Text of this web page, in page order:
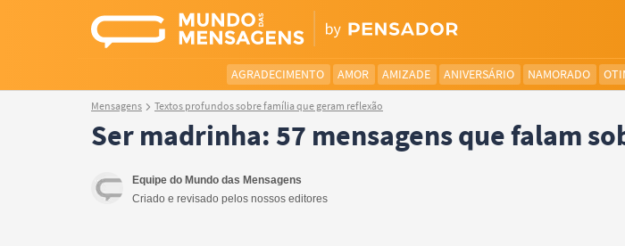
AGRADECIMENTO AMOR AMIZADE ANIVERSÁRIO NAMORADO
Mensagens Textos profundos sobre família que geram reflexão
Ser madrinha: 57 mensagens que falam
Equipe do Mundo das Mensagens
Criado e revisado pelos nossos editores